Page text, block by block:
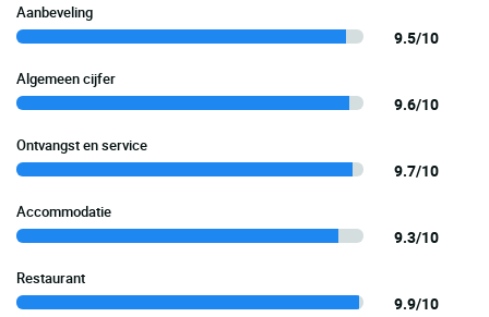
Aanbeveling
9.5/10
Algemeen cijfer
9.6/10
Ontvangst en service
9.7/10
Accommodatie
9.3/10
Restaurant
9.9/10